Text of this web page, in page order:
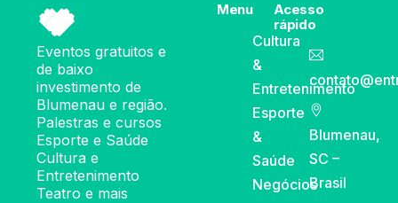
Eventos gratuitos e
de baixo
investimento de
Blumenau e região.
Palestras e cursos
Esporte e Saúde
Cultura e
Entretenimento
Teatro e mais
Menu
Cultura
&
Entretenimento
Esporte
&
Saúde
Negócios
Acesso
rápido
Blumenau,
SC –
Brasil